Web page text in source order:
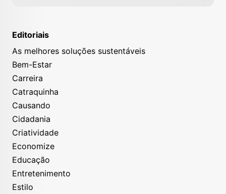
Editoriais
As melhores soluções sustentáveis
Bem-Estar
Carreira
Catraquinha
Causando
Cidadania
Criatividade
Economize
Educação
Entretenimento
Estilo